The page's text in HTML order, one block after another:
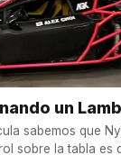
un
sabemos que
sobre la tabla es